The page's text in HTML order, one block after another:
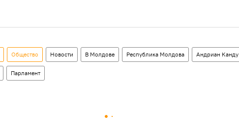
Общество Новости В Молдове Республика Молдова Андриан Канду
Парламент